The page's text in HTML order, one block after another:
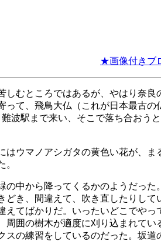
★画像付きブ
むところではあるが、やはり奈良
て、飛鳥大仏（これが日本最古の
波駅まで来い、そこで落ち合おう
ウマノアシガタの黄色い花が、ま
中から降ってくるかのようだった
き、間違えて、吹き直したりして
てばかりだ。いったいどこでやっ
囲の樹木が適度に刈り込まれてい
の練習をしているのだった。坂道